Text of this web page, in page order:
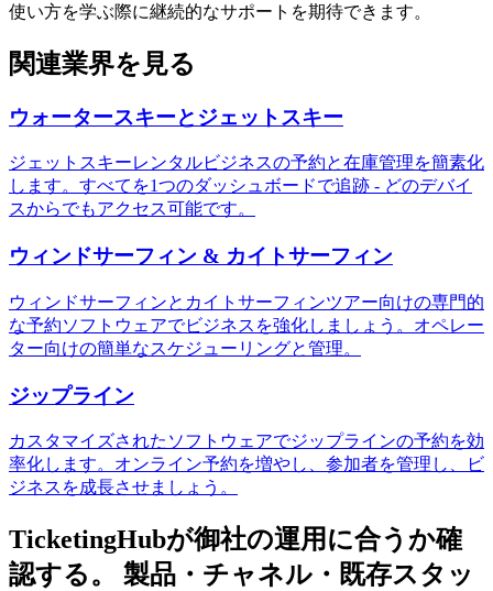
使い方を学ぶ際に継続的なサポートを期待できます。
関連業界を見る
ウォータースキーとジェットスキー
ジェットスキーレンタルビジネスの予約と在庫管理を簡素化
します。すべてを1つのダッシュボードで追跡 - どのデバイ
スからでもアクセス可能です。
ウィンドサーフィン & カイトサーフィン
ウィンドサーフィンとカイトサーフィンツアー向けの専門的
な予約ソフトウェアでビジネスを強化しましょう。オペレー
ター向けの簡単なスケジューリングと管理。
ジップライン
カスタマイズされたソフトウェアでジップラインの予約を効
率化します。オンライン予約を増やし、参加者を管理し、ビ
ジネスを成長させましょう。
TicketingHubが御社の運用に合うか確
認する。
製品・チャネル・既存スタッ